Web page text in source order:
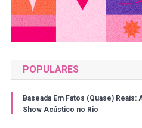
POPULARES
Baseada Em Fatos (Quase) Reais:
Show Acústico no Rio